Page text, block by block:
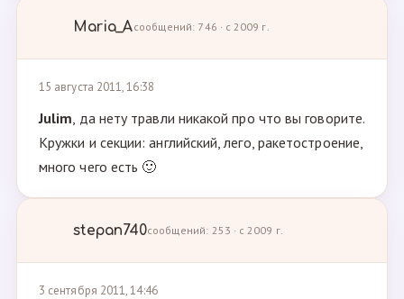
Maria_Aсообщений: 746 · с 2009 г.
15 августа 2011, 16:38
Julim, да нету травли никакой про что вы говорите.
Кружки и секции: английский, лего, ракетостроение,
много чего есть 🙂
stepan740сообщений: 253 · с 2009 г.
3 сентября 2011, 14:46